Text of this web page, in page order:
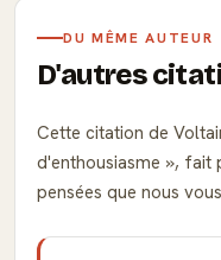
DU MÊME AUTEUR
D'autres
Cette citation de
d'enthousiasme
, fait
pensées que nous